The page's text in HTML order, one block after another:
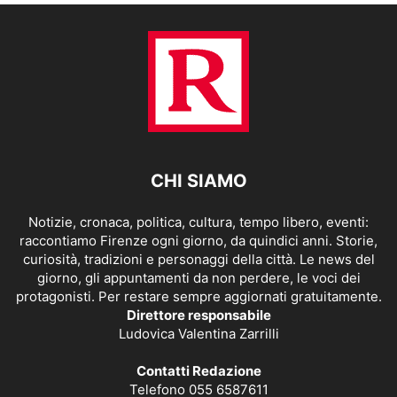
CHI SIAMO
Notizie, cronaca, politica, cultura, tempo libero, eventi:
raccontiamo Firenze ogni giorno, da quindici anni. Storie,
curiosità, tradizioni e personaggi della città. Le news del
giorno, gli appuntamenti da non perdere, le voci dei
protagonisti. Per restare sempre aggiornati gratuitamente.
Direttore responsabile
Ludovica Valentina Zarrilli
Contatti Redazione
Telefono 055 6587611